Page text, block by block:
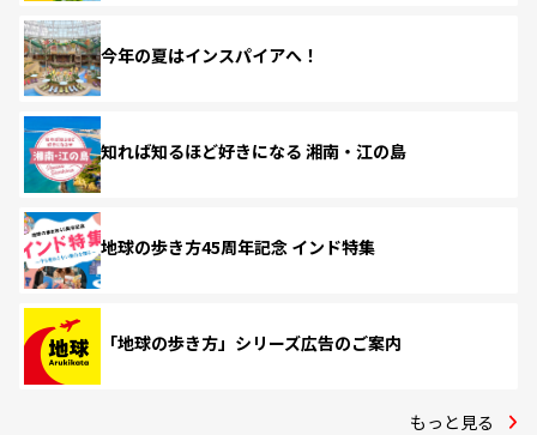
今年の夏はインスパイアへ！
知れば知るほど好きになる 湘南・江の島
地球の歩き方45周年記念 インド特集
「地球の歩き方」シリーズ広告のご案内
もっと見る